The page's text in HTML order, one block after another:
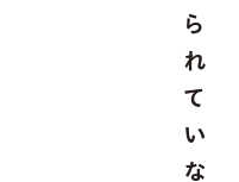
ら
れ
て
い
な